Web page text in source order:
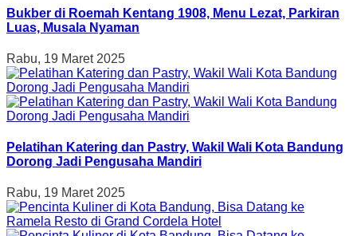
Bukber di Roemah Kentang 1908, Menu Lezat, Parkiran
Luas, Musala Nyaman
Rabu, 19 Maret 2025
Pelatihan Katering dan Pastry, Wakil Wali Kota Bandung
Dorong Jadi Pengusaha Mandiri
Rabu, 19 Maret 2025